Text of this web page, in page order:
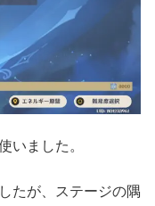
いました。
たが、ステージの隅